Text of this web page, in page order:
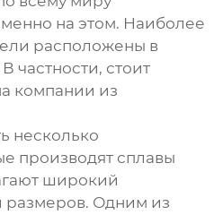
на этом. Наиболее
расположены в
частности, стоит
компании из
несколько
производят сплавы
широкий
размеров. Одним из